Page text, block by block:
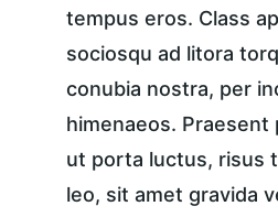
tempus eros. Class
sociosqu ad litora
conubia nostra, per
himenaeos.
ut porta luctus, risus
leo, sit amet gravida